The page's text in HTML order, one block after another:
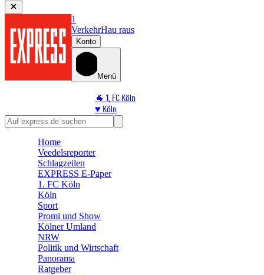
1
VerkehrHau raus
Konto
Menü
🐐 1. FC Köln
♥️ Köln
⭐ Promi
🛒 Shoppingwelt
Home
Veedelsreporter
Schlagzeilen
EXPRESS E-Paper
1. FC Köln
Köln
Sport
Promi und Show
Kölner Umland
NRW
Politik und Wirtschaft
Panorama
Ratgeber